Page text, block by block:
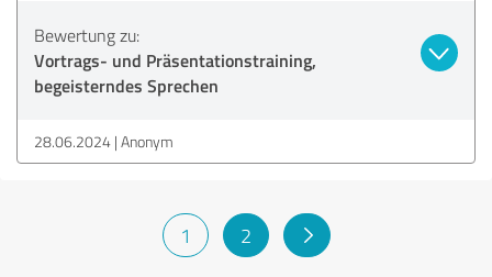
Bewertung zu:
Vortrags- und Präsentationstraining,
begeisterndes Sprechen
28.06.2024 Anonym
1 2